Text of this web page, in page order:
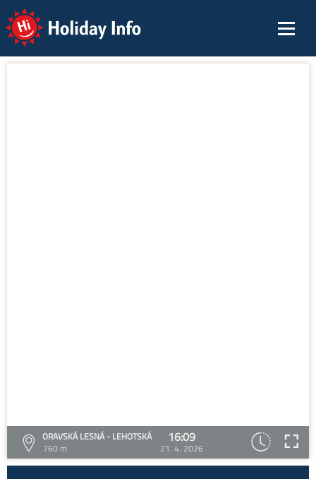
Holiday Info
ORAVSKÁ LESNÁ - LEHOTSKÁ
760 m
16:09
21. 4. 2026